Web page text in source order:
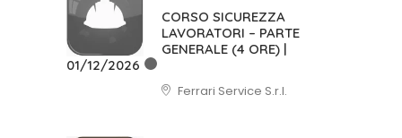
CORSO SICUREZZA
LAVORATORI – PARTE
GENERALE (4 ORE) |
01/12/2026
Ferrari Service S.r.l.